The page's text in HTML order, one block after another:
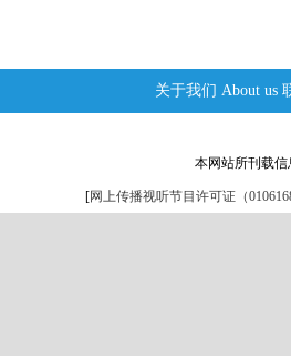
关于我们 About us
本网站所刊载
[网上传播视听节目许可证（